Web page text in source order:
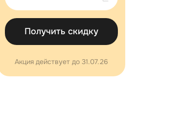
Получить скидку
Акция действует до 31.07.26